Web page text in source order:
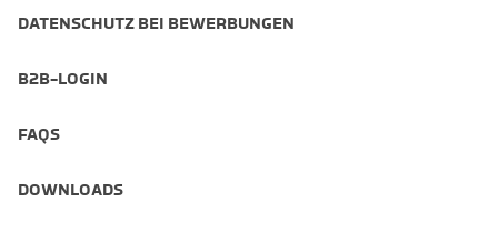
DATENSCHUTZ BEI BEWERBUNGEN
B2B-LOGIN
FAQS
DOWNLOADS